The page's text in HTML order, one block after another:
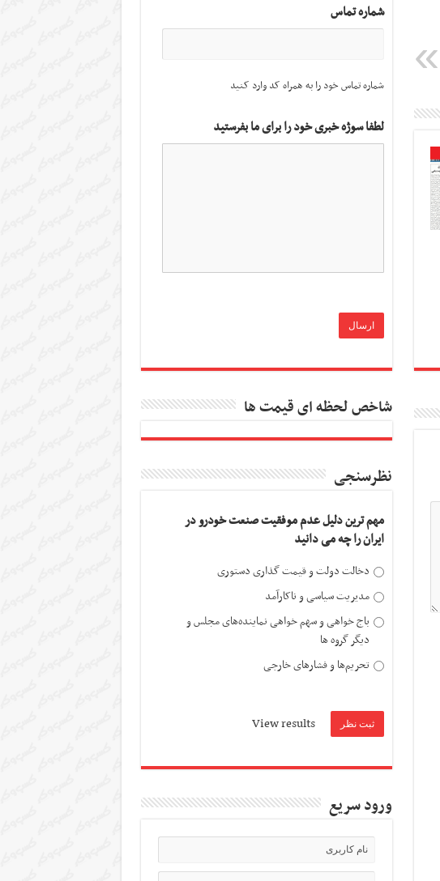
شماره تماس
شماره تماس خود را به همراه کد وارد کنید
لطفا سوژه خبری خود را برای ما بفرستید
شاخص لحظه ای قیمت ها
نظرسنجی
مهم ترین دلیل عدم موفقیت صنعت خودرو در
ایران را چه می دانید
دخالت دولت و قیمت گذاری دستوری
مدیریت سیاسی و ناکارآمد
باج خواهی و سهم خواهی نماینده‌های مجلس و
دیگر گروه ها
تحریم‌ها و فشارهای خارجی
View results
ورود سریع